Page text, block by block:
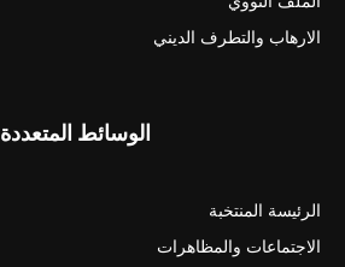
الارهاب والتطرف الديني
الوسائط المتعددة
الرئيسة المنتخبة
الاجتماعات والمظاهرات